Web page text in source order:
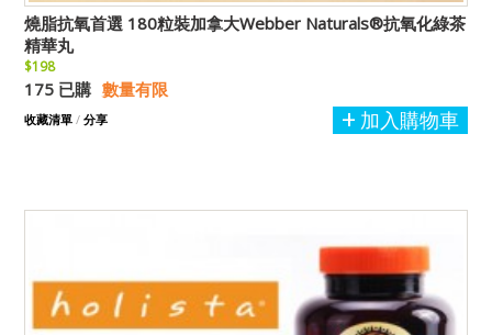
燒脂抗氧首選 180粒裝加拿大Webber Naturals®抗氧化綠茶
精華丸
$198
175 已購 數量有限
加入購物車
收藏清單 / 分享